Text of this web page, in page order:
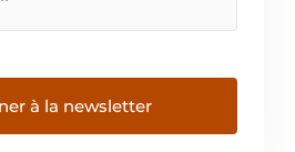
à la newsletter